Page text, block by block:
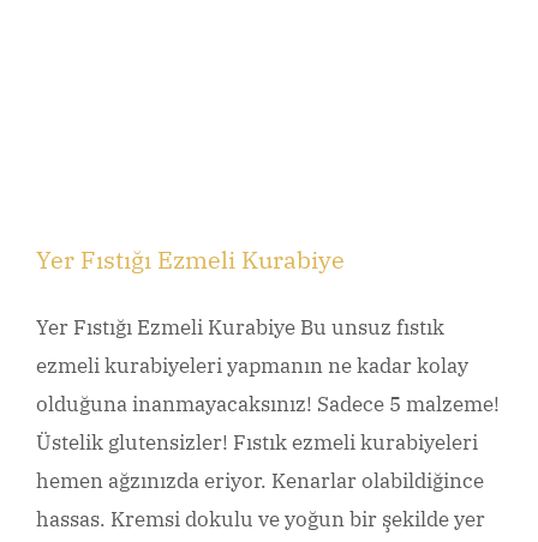
Yer Fıstığı Ezmeli Kurabiye
Yer Fıstığı Ezmeli Kurabiye Bu unsuz fıstık
ezmeli kurabiyeleri yapmanın ne kadar kolay
olduğuna inanmayacaksınız! Sadece 5 malzeme!
Üstelik glutensizler! Fıstık ezmeli kurabiyeleri
hemen ağzınızda eriyor. Kenarlar olabildiğince
hassas. Kremsi dokulu ve yoğun bir şekilde yer